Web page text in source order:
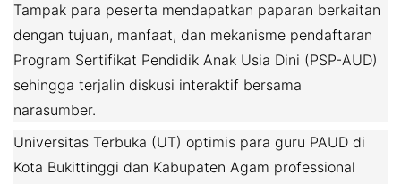
Tampak para peserta mendapatkan paparan berkaitan
dengan tujuan, manfaat, dan mekanisme pendaftaran
Program Sertifikat Pendidik Anak Usia Dini (PSP-AUD)
sehingga terjalin diskusi interaktif bersama
narasumber.
Universitas Terbuka (UT) optimis para guru PAUD di
Kota Bukittinggi dan Kabupaten Agam professional